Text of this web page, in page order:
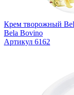
Крем творожный
Bela Bovino
Артикул 6162